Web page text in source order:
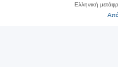
Ελληνική